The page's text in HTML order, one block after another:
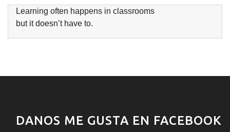
Learning often happens in classrooms
but it doesn’t have to.
DANOS ME GUSTA EN FACEBOOK